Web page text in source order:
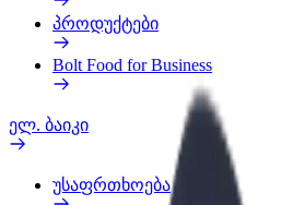
პროდუქტები
Bolt Food for Business
ელ. ბაიკი
უსაფრთხოება